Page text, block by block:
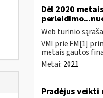
Dėl 2020
Web turinio
VMI prie FM[1]
metais gautos
Metai: 2021
Pradėjus veikti